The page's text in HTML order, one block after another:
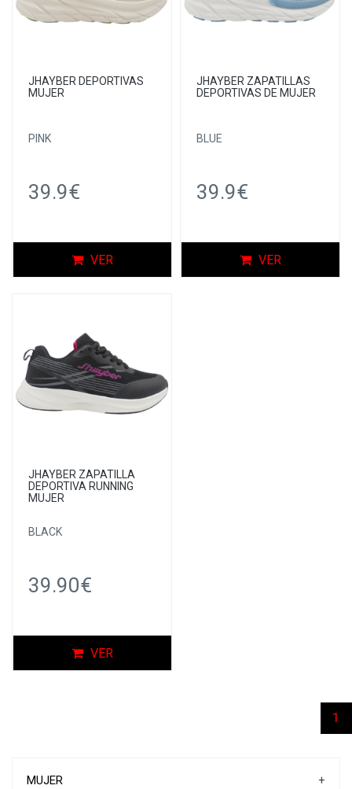
JHAYBER DEPORTIVAS
MUJER
PINK
39.9€
VER
JHAYBER ZAPATILLAS
DEPORTIVAS DE MUJER
BLUE
39.9€
VER
JHAYBER ZAPATILLA
DEPORTIVA RUNNING
MUJER
BLACK
39.90€
VER
1
MUJER +